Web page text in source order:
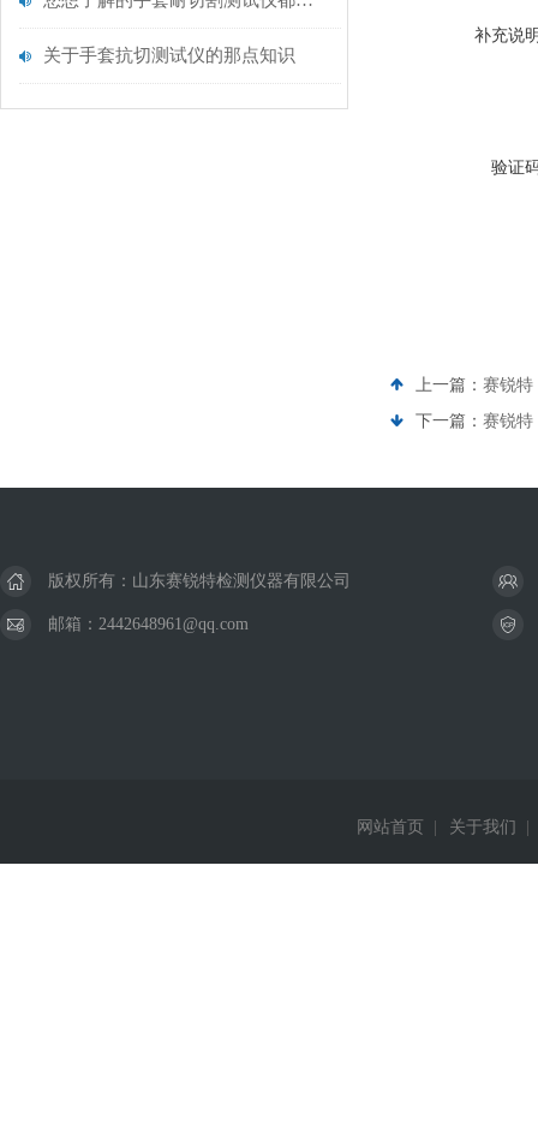
关于手套抗切测试仪的那点知识
补充说
验证
上一篇： 赛锐特
下一篇： 赛锐特
版权所有：山东赛锐特检测仪器有限公司
邮箱：2442648961@qq.com
网站首页 关于我们